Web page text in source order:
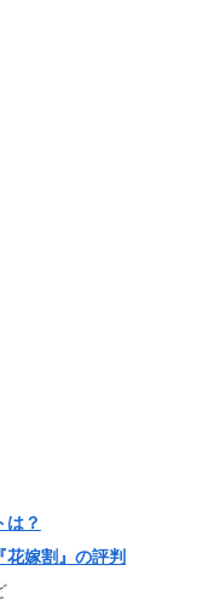
は？
嫁割』の評判